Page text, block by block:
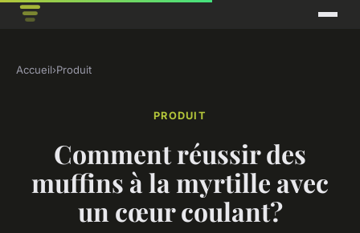
Accueil›Produit
PRODUIT
Comment réussir des
muffins à la myrtille avec
un cœur coulant?